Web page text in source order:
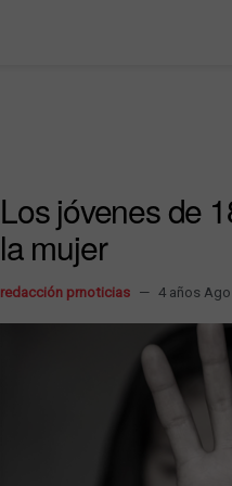
Los jóvenes de
la mujer
redacción prnoticias 4 años Ago